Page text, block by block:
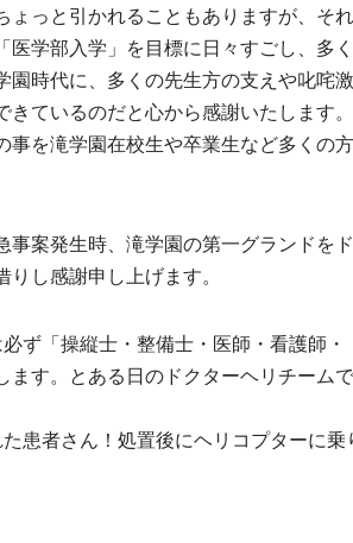
ょっと引かれることもありますが、そ
学部入学」を目標に日々すごし、多
園時代に、多くの先生方の支えや叱咤
きているのだと心から感謝いたします
事を滝学園在校生や卒業生など多くの
事案発生時、滝学園の第一グランドを
し感謝申し上げます。
ず「操縦士・整備士・医師・看護師
ます。とある日のドクターヘリチーム
患者さん！処置後にヘリコプターに乗